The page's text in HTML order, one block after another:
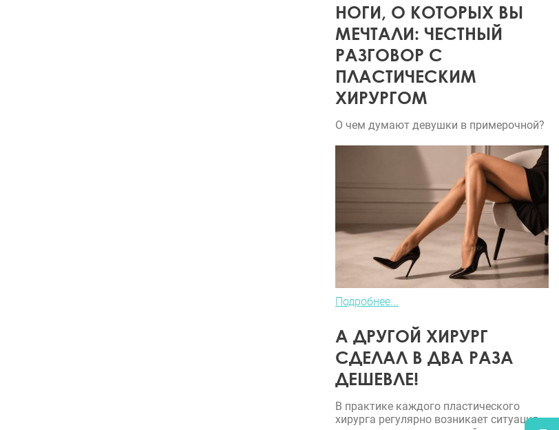
НОГИ, О КОТОРЫХ ВЫ
МЕЧТАЛИ: ЧЕСТНЫЙ
РАЗГОВОР С
ПЛАСТИЧЕСКИМ
ХИРУРГОМ
О чем думают девушки в примерочной?
Подробнее...
А ДРУГОЙ ХИРУРГ
СДЕЛАЛ В ДВА РАЗА
ДЕШЕВЛЕ!
В практике каждого пластического
хирурга регулярно возникает ситуация,